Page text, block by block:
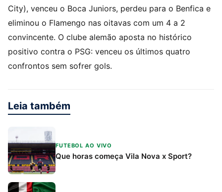
City), venceu o Boca Juniors, perdeu para o Benfica e
eliminou o Flamengo nas oitavas com um 4 a 2
convincente. O clube alemão aposta no histórico
positivo contra o PSG: venceu os últimos quatro
confrontos sem sofrer gols.
Leia também
FUTEBOL AO VIVO
Que horas começa Vila Nova x Sport?